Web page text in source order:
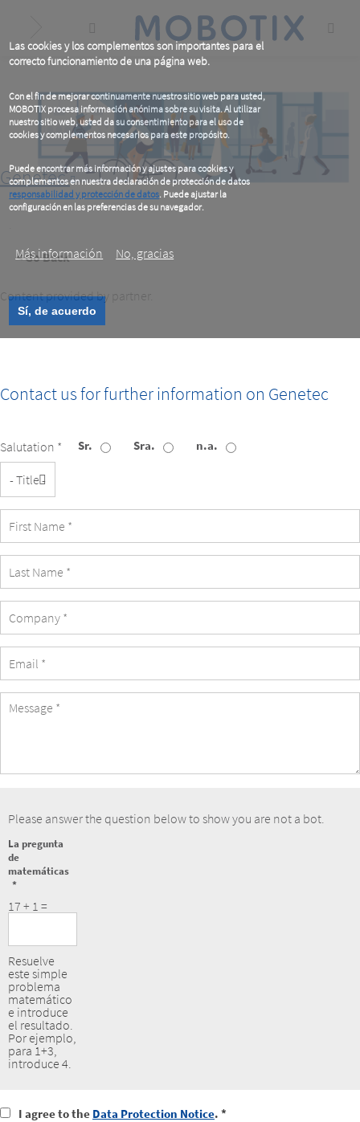
Las cookies y los complementos son importantes para el
correcto funcionamiento de una página web.
Con el fin de mejorar continuamente nuestro sitio web para usted,
MOBOTIX procesa información anónima sobre su visita. Al utilizar
nuestro sitio web, usted da su consentimiento para el uso de
cookies y complementos necesarios para este propósito.
Puede encontrar más información y ajustes para cookies y
complementos en nuestra declaración de protección de datos
responsabilidad y protección de datos. Puede ajustar la
configuración en las preferencias de su navegador.
Más información
No, gracias
Sí, de acuerdo
content
Genetec
< Go Back
Content provided by partner.
Contact us for further information on Genetec
Salutation * Sr. Sra. n.a.
Name
Name
Address
Please answer the question below to show you are not a bot.
La pregunta
de
matemáticas
17 + 1 =
Resuelve
este simple
problema
matemático
e introduce
el resultado.
Por ejemplo,
para 1+3,
introduce 4.
I I agree to the Data Protection Notice. *